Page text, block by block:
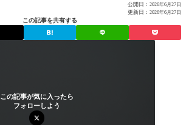
公開日： 2026年6月27日
更新日： 2026年6月27日
この記事を共有する
この記事が気に入ったら
フォローしよう